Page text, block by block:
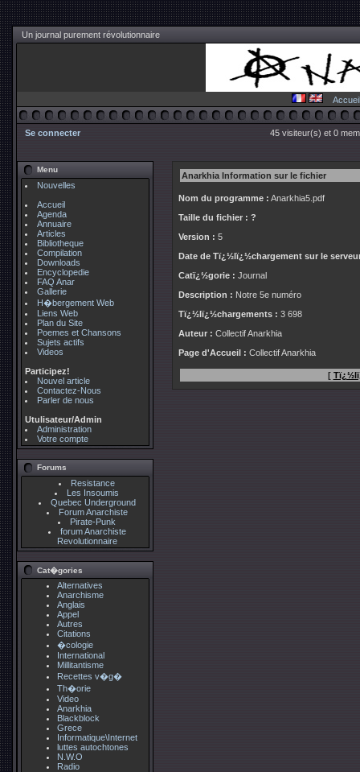
Un journal purement révolutionnaire
Accueil
Se connecter 45 visiteur(s) et 0
Menu
Nouvelles
Accueil
Agenda
Annuaire
Articles
Bibliotheque
Compilation
Downloads
Encyclopedie
FAQ Anar
Gallerie
H�bergement Web
Liens Web
Plan du Site
Poemes et Chansons
Sujets actifs
Videos
Participez!
Nouvel article
Contactez-Nous
Parler de nous
Utulisateur/Admin
Administration
Votre compte
Forums
Resistance
Les Insoumis
Quebec Underground
Forum Anarchiste
Pirate-Punk
forum Anarchiste
Revolutionnaire
Cat�gories
Alternatives
Anarchisme
Anglais
Appel
Autres
Citations
�cologie
International
Millitantisme
Recettes v�g�
Th�orie
Video
Anarkhia
Blackblock
Grece
Informatique\Internet
luttes autochtones
N.W.O
Radio
Anarkhia Information sur le fichier
Nom du programme : Anarkhia5.pdf
Taille du fichier : ?
Version : 5
Date de Tï¿½lï¿½chargement sur le
Catï¿½gorie : Journal
Description : Notre 5e numéro
Tï¿½lï¿½chargements : 3 698
Auteur : Collectif Anarkhia
Page d'Accueil : Collectif Anarkhia
[